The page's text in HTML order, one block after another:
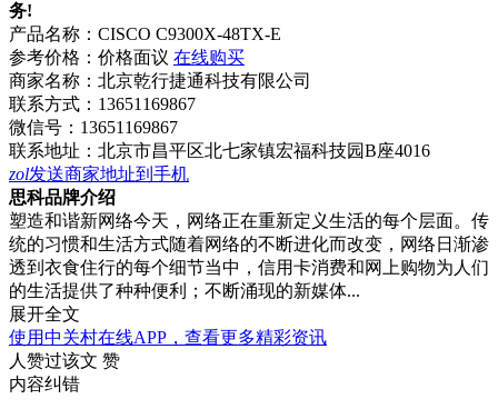
务!
产品名称： CISCO C9300X-48TX-E
参考价格： 价格面议 在线购买
商家名称： 北京乾行捷通科技有限公司
联系方式： 13651169867
微信号： 13651169867
联系地址： 北京市昌平区北七家镇宏福科技园B座4016
zol发送商家地址到手机
思科品牌介绍
塑造和谐新网络今天，网络正在重新定义生活的每个层面。传
统的习惯和生活方式随着网络的不断进化而改变，网络日渐渗
透到衣食住行的每个细节当中，信用卡消费和网上购物为人们
的生活提供了种种便利；不断涌现的新媒体...
展开全文
使用中关村在线APP，查看更多精彩资讯
人赞过该文 赞
内容纠错